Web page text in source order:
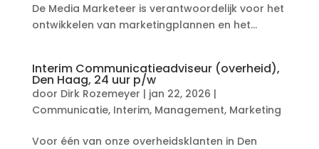
De Media Marketeer is verantwoordelijk voor het
ontwikkelen van marketingplannen en het...
Interim Communicatieadviseur (overheid),
Den Haag, 24 uur p/w
door Dirk Rozemeyer | jan 22, 2026 |
Communicatie, Interim, Management, Marketing
Voor één van onze overheidsklanten in Den